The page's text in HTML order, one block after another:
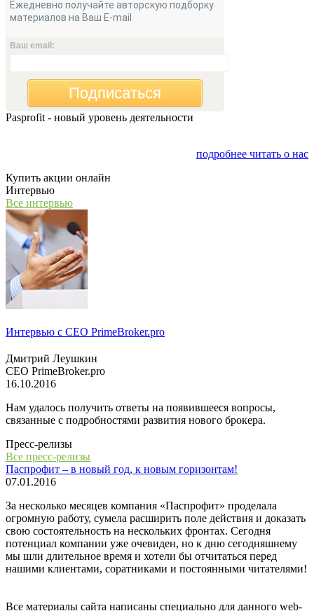
Ежедневно получайте авторскую подборку
материалов на Ваш E-mail
Ваш email:
Подписаться
Pasprofit - новый уровень деятельности
подробнее читать о нас
Купить акции онлайн
Интервью
Все интервью
Интервью с СЕО PrimeBroker.pro
Дмитрий Леушкин
СЕО PrimeBroker.pro
16.10.2016
Нам удалось получить ответы на появившееся вопросы,
связанные с подробностями развития нового брокера.
Пресс-релизы
Все пресс-релизы
Паспрофит – в новый год, к новым горизонтам!
07.01.2016
За несколько месяцев компания «Паспрофит» проделала
огромную работу, сумела расширить поле действия и доказать
свою состоятельность на нескольких фронтах. Сегодня
потенциал компании уже очевиден, но к дню сегодняшнему
мы шли длительное время и хотели бы отчитаться перед
нашими клиентами, соратниками и постоянными читателями!
Все материалы сайта написаны специально для данного web-